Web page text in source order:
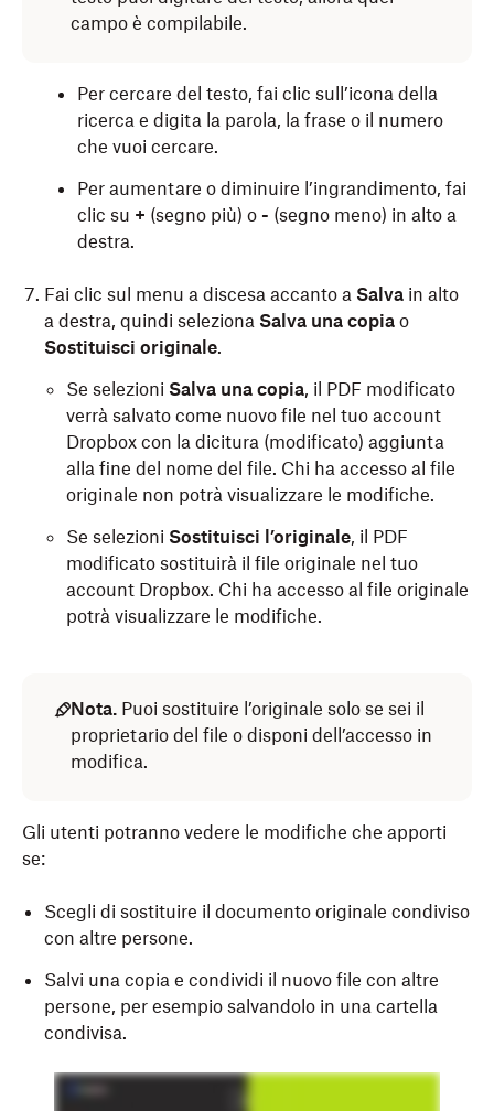
campo è compilabile.
Per cercare del testo, fai clic sull’icona della
ricerca e digita la parola, la frase o il numero
che vuoi cercare.
Per aumentare o diminuire l’ingrandimento, fai
clic su + (segno più) o - (segno meno) in alto a
destra.
Fai clic sul menu a discesa accanto a Salva in alto
a destra, quindi seleziona Salva una copia o
Sostituisci originale.
Se selezioni Salva una copia, il PDF modificato
verrà salvato come nuovo file nel tuo account
Dropbox con la dicitura (modificato) aggiunta
alla fine del nome del file. Chi ha accesso al file
originale non potrà visualizzare le modifiche.
Se selezioni Sostituisci l’originale, il PDF
modificato sostituirà il file originale nel tuo
account Dropbox. Chi ha accesso al file originale
potrà visualizzare le modifiche.
Nota. Puoi sostituire l’originale solo se sei il
proprietario del file o disponi dell’accesso in
modifica.
Gli utenti potranno vedere le modifiche che apporti
se:
Scegli di sostituire il documento originale condiviso
con altre persone.
Salvi una copia e condividi il nuovo file con altre
persone, per esempio salvandolo in una cartella
condivisa.
Apri l’app per dispositivi mobili Dropbox.